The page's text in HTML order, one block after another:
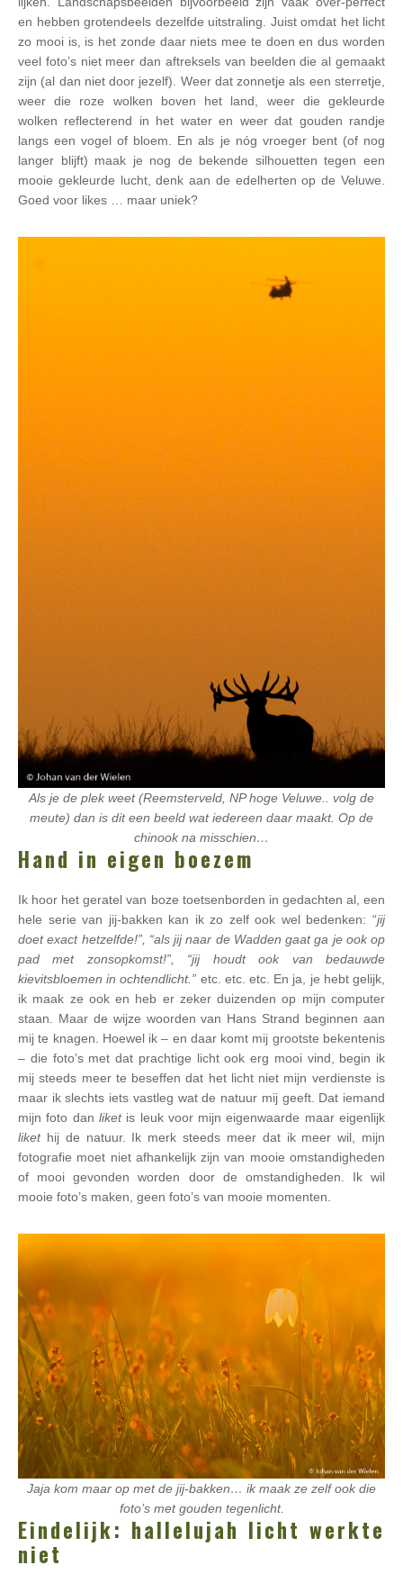
en hebben grotendeels dezelfde uitstraling. Juist omdat het licht
zo mooi is, is het zonde daar niets mee te doen en dus worden
veel foto’s niet meer dan aftreksels van beelden die al gemaakt
zijn (al dan niet door jezelf). Weer dat zonnetje als een sterretje,
weer die roze wolken boven het land, weer die gekleurde
wolken reflecterend in het water en weer dat gouden randje
langs een vogel of bloem. En als je nóg vroeger bent (of nog
langer blijft) maak je nog de bekende silhouetten tegen een
mooie gekleurde lucht, denk aan de edelherten op de Veluwe.
Goed voor likes … maar uniek?
Als je de plek weet (Reemsterveld, NP hoge Veluwe.. volg de
meute) dan is dit een beeld wat iedereen daar maakt. Op de
chinook na misschien…
Hand in eigen boezem
Ik hoor het geratel van boze toetsenborden in gedachten al, een
hele serie van jij-bakken kan ik zo zelf ook wel bedenken: “jij
doet exact hetzelfde!”, “als jij naar de Wadden gaat ga je ook op
pad met zonsopkomst!”, “jij houdt ook van bedauwde
kievitsbloemen in ochtendlicht.” etc. etc. etc. En ja, je hebt gelijk,
ik maak ze ook en heb er zeker duizenden op mijn computer
staan. Maar de wijze woorden van Hans Strand beginnen aan
mij te knagen. Hoewel ik – en daar komt mij grootste bekentenis
– die foto’s met dat prachtige licht ook erg mooi vind, begin ik
mij steeds meer te beseffen dat het licht niet mijn verdienste is
maar ik slechts iets vastleg wat de natuur mij geeft. Dat iemand
mijn foto dan liketis leuk voor mijn eigenwaarde maar eigenlijk
likethij de natuur. Ik merk steeds meer dat ik meer wil, mijn
fotografie moet niet afhankelijk zijn van mooie omstandigheden
of mooi gevonden worden door de omstandigheden. Ik wil
mooie foto’s maken, geen foto’s van mooie momenten.
Jaja kom maar op met de jij-bakken… ik maak ze zelf ook die
foto’s met gouden tegenlicht.
Eindelijk: hallelujah licht werkte
niet